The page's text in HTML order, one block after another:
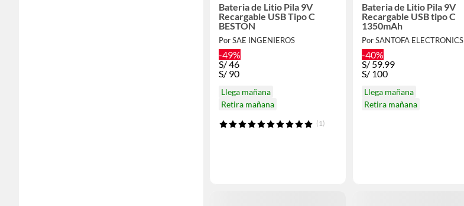
Bateria de Litio Pila 9V
Recargable USB Tipo C
BESTON
Por SAE INGENIEROS
-49%
S/46
S/ 90
Llega mañana
Retira mañana
(1)
Bateria de Litio Pila 9V
Recargable USB tipo C
1350mAh
Por SANTOFA ELECTRONICS
-40%
S/59.99
S/ 100
Llega mañana
Retira mañana